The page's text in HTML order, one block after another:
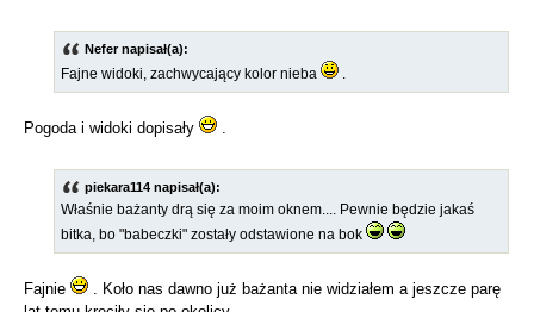
Nefer napisał(a):
Fajne widoki, zachwycający kolor nieba .
Pogoda i widoki dopisały .
piekara114 napisał(a):
Właśnie bażanty drą się za moim oknem.... Pewnie będzie jakaś
bitka, bo "babeczki" zostały odstawione na bok
Fajnie
. Koło nas dawno już bażanta nie widziałem a jeszcze parę